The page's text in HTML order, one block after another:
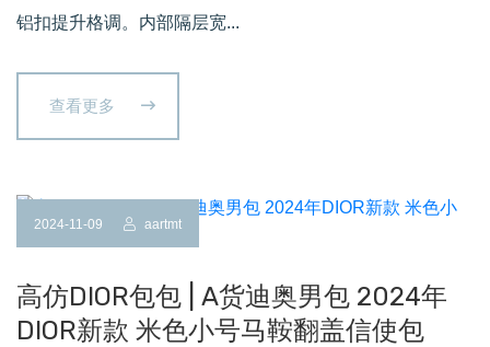
铝扣提升格调。内部隔层宽...
查看更多
2024-11-09 aartmt
高仿DIOR包包 | A货迪奥男包 2024年
DIOR新款 米色小号马鞍翻盖信使包